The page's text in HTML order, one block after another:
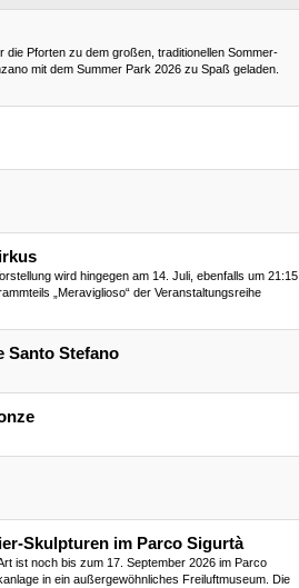
Pforten zu dem großen, traditionellen Sommer-
mit dem Summer Park 2026 zu Spaß geladen.
wird hingegen am 14. Juli, ebenfalls um 21:15
„Meraviglioso“ der Veranstaltungsreihe
Santo Stefano
Skulpturen im Parco Sigurtà
ist noch bis zum 17. September 2026 im Parco
in ein außergewöhnliches Freiluftmuseum. Die